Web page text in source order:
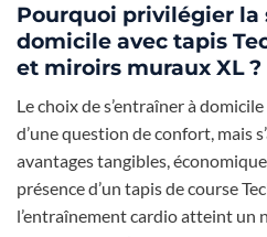
Pourquoi privilégier la
domicile avec tapis
et miroirs muraux XL ?
Le choix de s’entraîner à
d’une question de confort, mais
avantages tangibles,
présence d’un tapis de course
l’entraînement cardio atteint un